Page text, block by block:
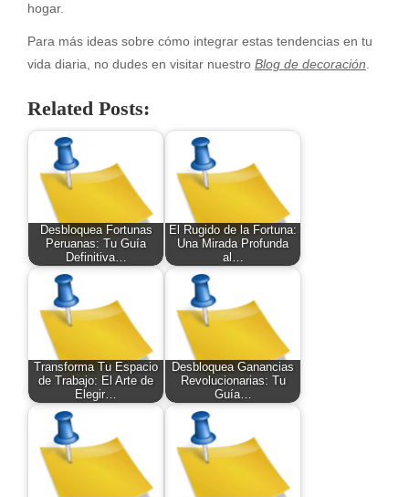
hogar.
Para más ideas sobre cómo integrar estas tendencias en tu
vida diaria, no dudes en visitar nuestro Blog de decoración
Related Posts:
Desbloquea Fortunas
Peruanas: Tu Guía
Definitiva…
El Rugido de la Fortuna:
Una Mirada Profunda
al…
Transforma Tu Espacio
de Trabajo: El Arte de
Elegir…
Desbloquea Ganancias
Revolucionarias: Tu
Guía…